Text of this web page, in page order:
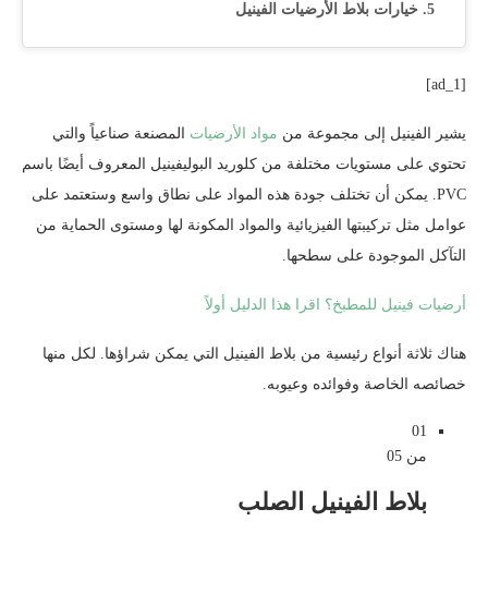
خيارات بلاط الأرضيات الفينيل
[ad_1]
يشير الفينيل إلى مجموعة من مواد الأرضيات المصنعة صناعياً والتي
تحتوي على مستويات مختلفة من كلوريد البوليفينيل المعروف أيضًا باسم
PVC. يمكن أن تختلف جودة هذه المواد على نطاق واسع وستعتمد على
عوامل مثل تركيبتها الفيزيائية والمواد المكونة لها ومستوى الحماية من
التآكل الموجودة على سطحها.
أرضيات فينيل للمطبخ؟ اقرا هذا الدليل أولاً
هناك ثلاثة أنواع رئيسية من بلاط الفينيل التي يمكن شراؤها. لكل منها
خصائصه الخاصة وفوائده وعيوبه.
01
من 05
بلاط الفينيل الصلب